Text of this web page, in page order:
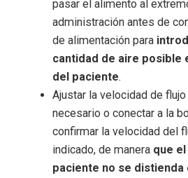
pasar el alimento al
administración antes de
de alimentación para
cantidad de aire posible
del paciente.
Ajustar la velocidad de
necesario o conectar a la
confirmar la velocidad del
indicado, de manera que
paciente no se distienda